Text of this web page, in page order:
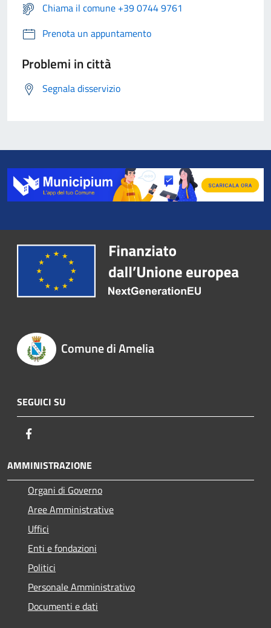
Chiama il comune +39 0744 9761
Prenota un appuntamento
Problemi in città
Segnala disservizio
Comune di Amelia
SEGUICI SU
AMMINISTRAZIONE
Organi di Governo
Aree Amministrative
Uffici
Enti e fondazioni
Politici
Personale Amministrativo
Documenti e dati